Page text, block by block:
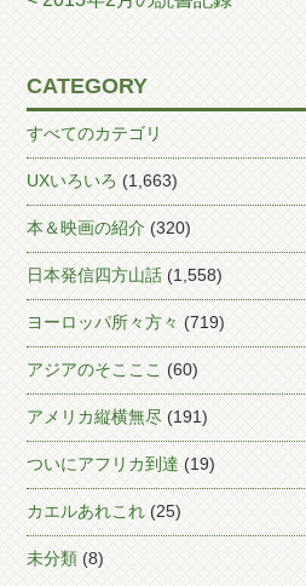
CATEGORY
すべてのカテゴリ
UXいろいろ (1,663)
本＆映画の紹介 (320)
日本発信四方山話 (1,558)
ヨーロッパ所々方々 (719)
アジアのそこここ (60)
アメリカ縦横無尽 (191)
ついにアフリカ到達 (19)
カエルあれこれ (25)
未分類 (8)